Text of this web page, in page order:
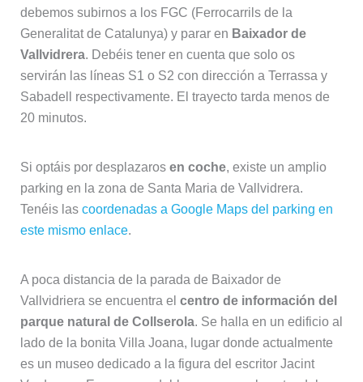
debemos subirnos a los FGC (Ferrocarrils de la
Generalitat de Catalunya) y parar en Baixador de
Vallvidrera. Debéis tener en cuenta que solo os
servirán las líneas S1 o S2 con dirección a Terrassa y
Sabadell respectivamente. El trayecto tarda menos de
20 minutos.
Si optáis por desplazaros en coche, existe un amplio
parking en la zona de Santa Maria de Vallvidrera.
Tenéis las coordenadas a Google Maps del parking en
este mismo enlace.
A poca distancia de la parada de Baixador de
Vallvidriera se encuentra el centro de información del
parque natural de Collserola. Se halla en un edificio al
lado de la bonita Villa Joana, lugar donde actualmente
es un museo dedicado a la figura del escritor Jacint